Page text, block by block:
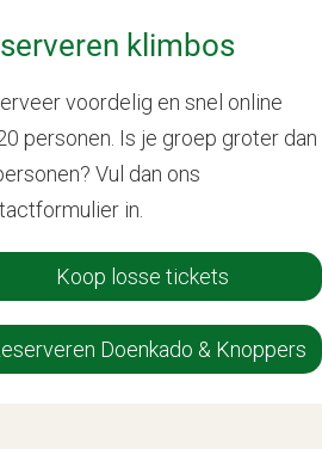
klimbos
voordelig en snel online
personen. Is je groep groter dan
Vul dan ons
in.
Koop losse tickets
Doenkado & Knoppers